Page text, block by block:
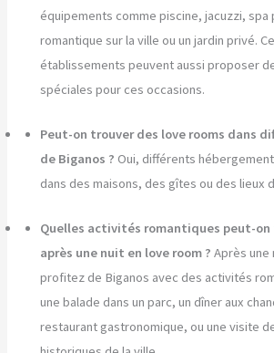
équipements comme piscine, jacuzzi, spa
romantique sur la ville ou un jardin privé.
établissements peuvent aussi proposer
spéciales pour ces occasions.
Peut-on trouver des love rooms dans
de Biganos ? Oui, différents
dans des maisons, des gîtes ou des lieux
Quelles activités romantiques peut-on
après une nuit en love room ? Après une
profitez de Biganos avec des activités
une balade dans un parc, un dîner aux
restaurant gastronomique, ou une visite